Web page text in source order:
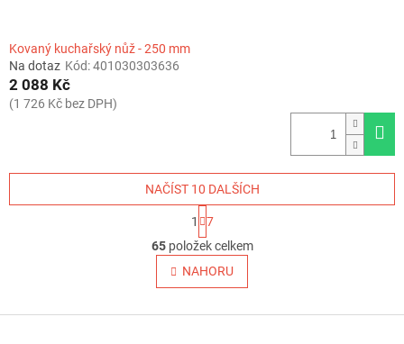
Kovaný kuchařský nůž - 250 mm
Na dotaz Kód:401030303636
2 088 Kč
(1 726 Kč bez DPH)
O
v
l
á
NAČÍST 10 DALŠÍCH
t
r
á
n
k
v
1
7
65položek celkem
NAHORU